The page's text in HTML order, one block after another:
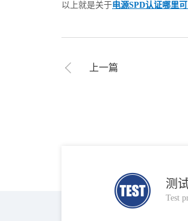
以上就是关于电源SPD认证哪里
上一篇
测
Test